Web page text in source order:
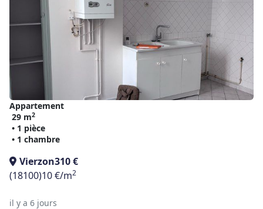
Appartement
29 m2
• 1 pièce
• 1 chambre
Vierzon310 €
(18100)10 €/m2
il y a 6 jours